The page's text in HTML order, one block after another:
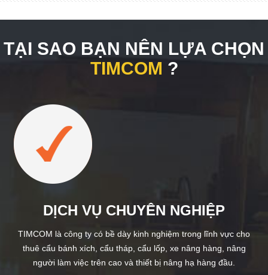
TẠI SAO BẠN NÊN LỰA CHỌN
TIMCOM ?
DỊCH VỤ CHUYÊN NGHIỆP
TIMCOM là công ty có bề dày kinh nghiệm trong lĩnh vực cho
thuê cẩu bánh xích, cẩu tháp, cẩu lốp, xe nâng hàng, nâng
người làm việc trên cao và thiết bị nâng hạ hàng đầu.